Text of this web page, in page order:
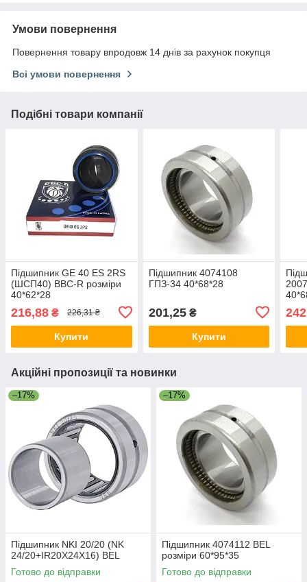
Умови повернення
Повернення товару впродовж 14 днів за рахунок покупця
Всі умови повернення
Подібні товари компанії
Підшипник GE 40 ES 2RS
(ШСП40) BBC-R розміри
40*62*28
216,88 ₴ 226,31 ₴
Купити
Підшипник 4074108
ГПЗ-34 40*68*28
201,25₴
Купити
Акційні пропозиції та новинки
–17%
Підшипник NKI 20/20 (NK
24/20+IR20X24X16) BEL
Готово до відправки
–17%
Підшипник 4074112 BEL
розміри 60*95*35
Готово до відправки